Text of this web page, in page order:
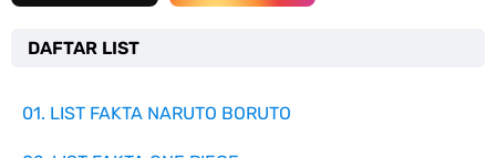
DAFTAR LIST
01. LIST FAKTA NARUTO BORUTO